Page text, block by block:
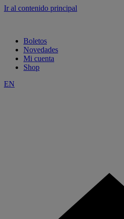
Ir al contenido principal
Boletos
Novedades
Mi cuenta
Shop
EN